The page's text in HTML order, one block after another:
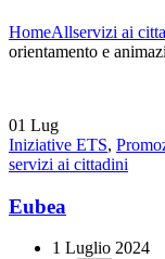
HomeAllservizi ai
orientamento e
01 Lug
Iniziative ETS,
servizi ai cittadini
Eubea
1 Luglio 2024